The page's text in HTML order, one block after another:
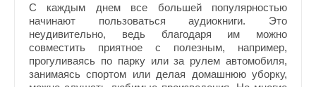
С каждым днем все большей популярностью
начинают пользоваться аудиокниги. Это
неудивительно, ведь благодаря им можно
совместить приятное с полезным, например,
прогуливаясь по парку или за рулем автомобиля,
занимаясь спортом или делая домашнюю уборку,